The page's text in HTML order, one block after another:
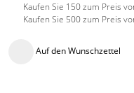
Kaufen Sie 150 zum Preis
Kaufen Sie 500 zum Preis
Auf den Wunschzettel